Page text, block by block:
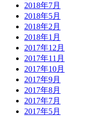
2018年7月
2018年5月
2018年2月
2018年1月
2017年12月
2017年11月
2017年10月
2017年9月
2017年8月
2017年7月
2017年5月